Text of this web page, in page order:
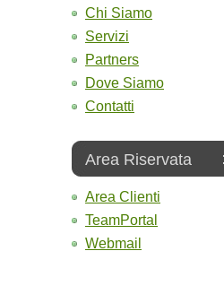
Chi Siamo
Servizi
Partners
Dove Siamo
Contatti
Area Riservata
Area Clienti
TeamPortal
Webmail